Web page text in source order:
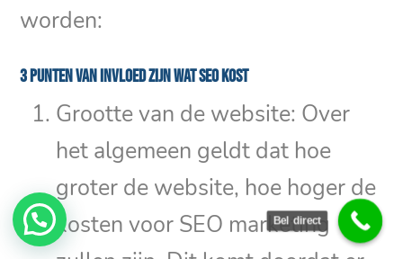
worden:
3 punten van invloed zijn wat SEO kost
Grootte van de website: Over
het algemeen geldt dat hoe
groter de website, hoe hoger de
kosten voor SEO marketing
Bel direct